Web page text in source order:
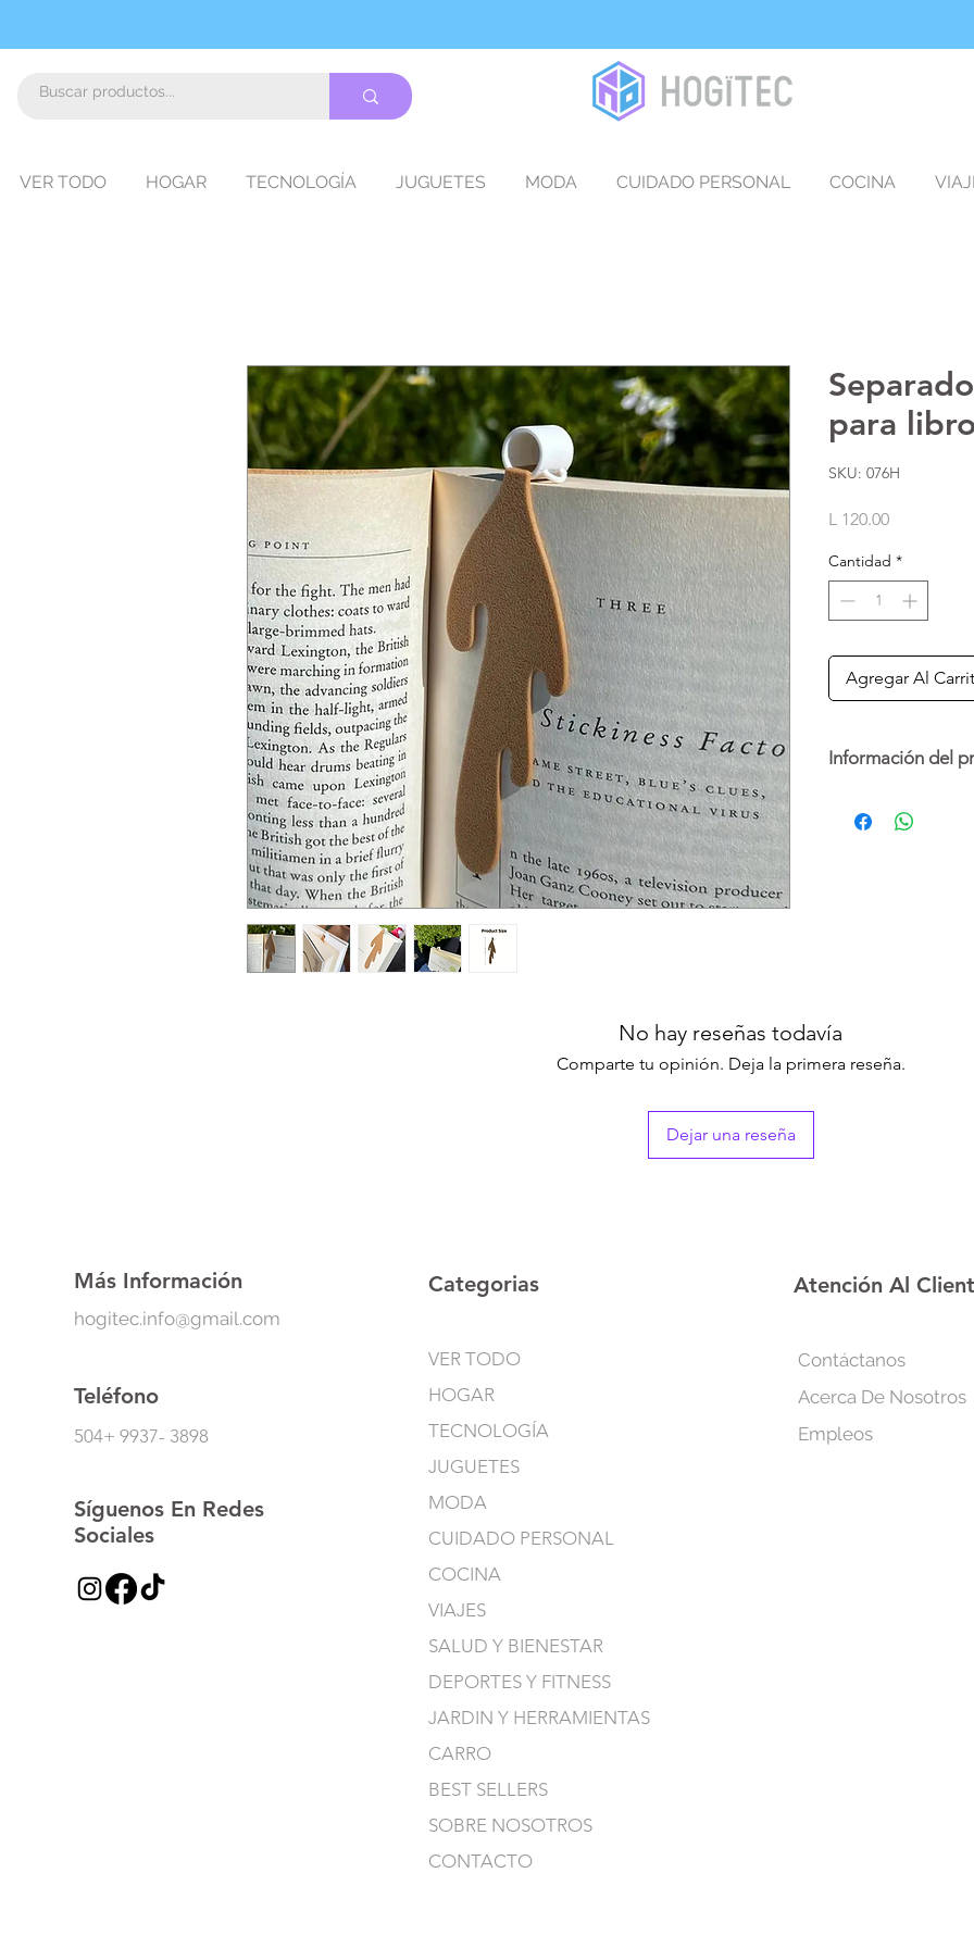
VER TODO HOGAR TECNOLOGÍA JUGUETES MODA CUIDADO PERSONAL COCINA
para
SKU: 076H
L 120.00Precio
Cantidad *
Agregar Al
Información del
café. Esta hecho
No hay reseñas todavía
Comparte tu opinión. Deja la primera reseña.
Dejar una reseña
Más Información
hogitec.info@gmail.com
Teléfono
504+ 9937- 3898
Síguenos En Redes
Sociales
Categorias
VER TODO
HOGAR
TECNOLOGÍA
JUGUETES
MODA
CUIDADO PERSONAL
COCINA
VIAJES
SALUD Y BIENESTAR
DEPORTES Y FITNESS
JARDIN Y HERRAMIENTAS
CARRO
BEST SELLERS
SOBRE NOSOTROS
CONTACTO
Atención Al
Contáctanos
Acerca De Nosotros
Empleos